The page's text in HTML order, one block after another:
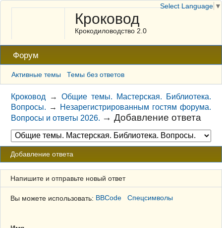
Кроковод
Крокодиловодство 2.0
Форум
Активные темы Темы без ответов
Кроковод →Общие темы. Мастерская. Библиотека.
Вопросы. →
Незарегистрированным гостям форума.
Вопросы и ответы 2026. →Добавление ответа
Добавление ответа
Напишите и отправьте новый ответ
Вы можете использовать: BBCode Спецсимволы
Select Language ▼